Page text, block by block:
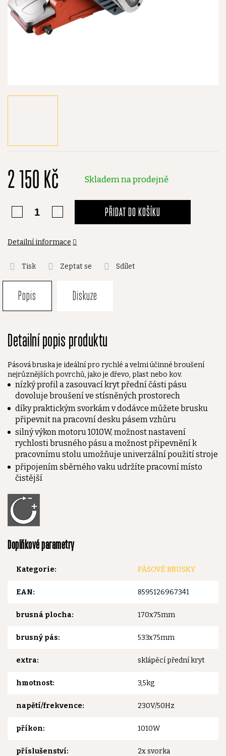
2 150 Kč Skladem na prodejně
PŘIDAT DO KOŠÍKU
Detailní informace
Tisk Zeptat se Sdílet
Popis Diskuze
Detailní popis produktu
Pásová bruska je ideální pro rychlé a velmi účinné broušení
nejrůznějších povrchů, jako je dřevo, plast nebo kov.
nízký profil a zasouvací kryt přední části pásu
dovoluje broušení ve stísněných prostorech
díky praktickým svorkám v dodávce můžete brusku
připevnit na pracovní desku pásem vzhůru
silný výkon motoru 1010W, možnost nastavení
rychlosti brusného pásu a možnost připevnění k
pracovnímu stolu umožňuje univerzální použití stroje
připojením sběrného vaku udržíte pracovní místo
čistější
Doplňkové parametry
Kategorie: PÁSOVÉ BRUSKY
EAN: 8595126967341
brusná plocha: 170x75mm
brusný pás: 533x75mm
extra: sklápěcí přední kryt
hmotnost: 3,5kg
napětí/frekvence: 230V/50Hz
příkon: 1010W
příslušenství: 2x svorka